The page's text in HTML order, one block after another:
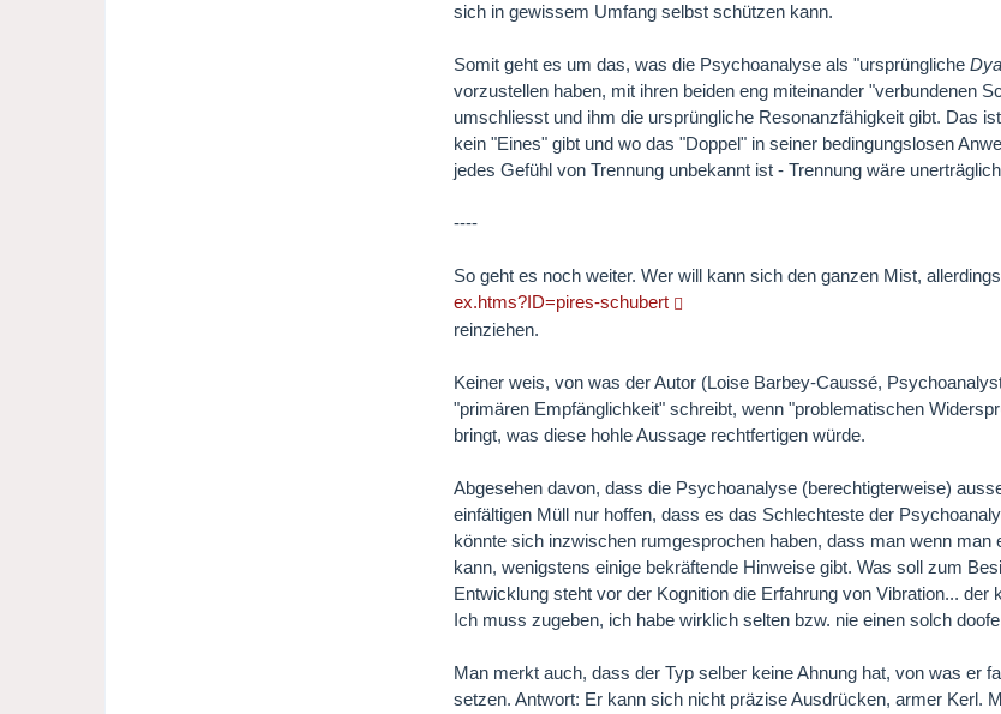
sich in gewissem Umfang selbst schützen kann.
Somit geht es um das, was die Psychoanalyse als "ursprüngliche
vorzustellen haben, mit ihren beiden eng miteinander "verbundenen
umschliesst und ihm die ursprüngliche Resonanzfähigkeit gibt. Das
kein "Eines" gibt und wo das "Doppel" in seiner bedingungslosen
jedes Gefühl von Trennung unbekannt ist - Trennung wäre
----
So geht es noch weiter. Wer will kann sich den ganzen Mist,
ex.htms?ID=pires-schubert
reinziehen.
Keiner weis, von was der Autor (Loise Barbey-Caussé,
"primären Empfänglichkeit" schreibt, wenn "problematischen
bringt, was diese hohle Aussage rechtfertigen würde.
Abgesehen davon, dass die Psychoanalyse (berechtigterweise)
einfältigen Müll nur hoffen, dass es das Schlechteste der
könnte sich inzwischen rumgesprochen haben, dass man wenn
kann, wenigstens einige bekräftende Hinweise gibt. Was soll zum
Entwicklung steht vor der Kognition die Erfahrung von Vibration...
Ich muss zugeben, ich habe wirklich selten bzw. nie einen solch
Man merkt auch, dass der Typ selber keine Ahnung hat, von was er
setzen. Antwort: Er kann sich nicht präzise Ausdrücken, armer Kerl.